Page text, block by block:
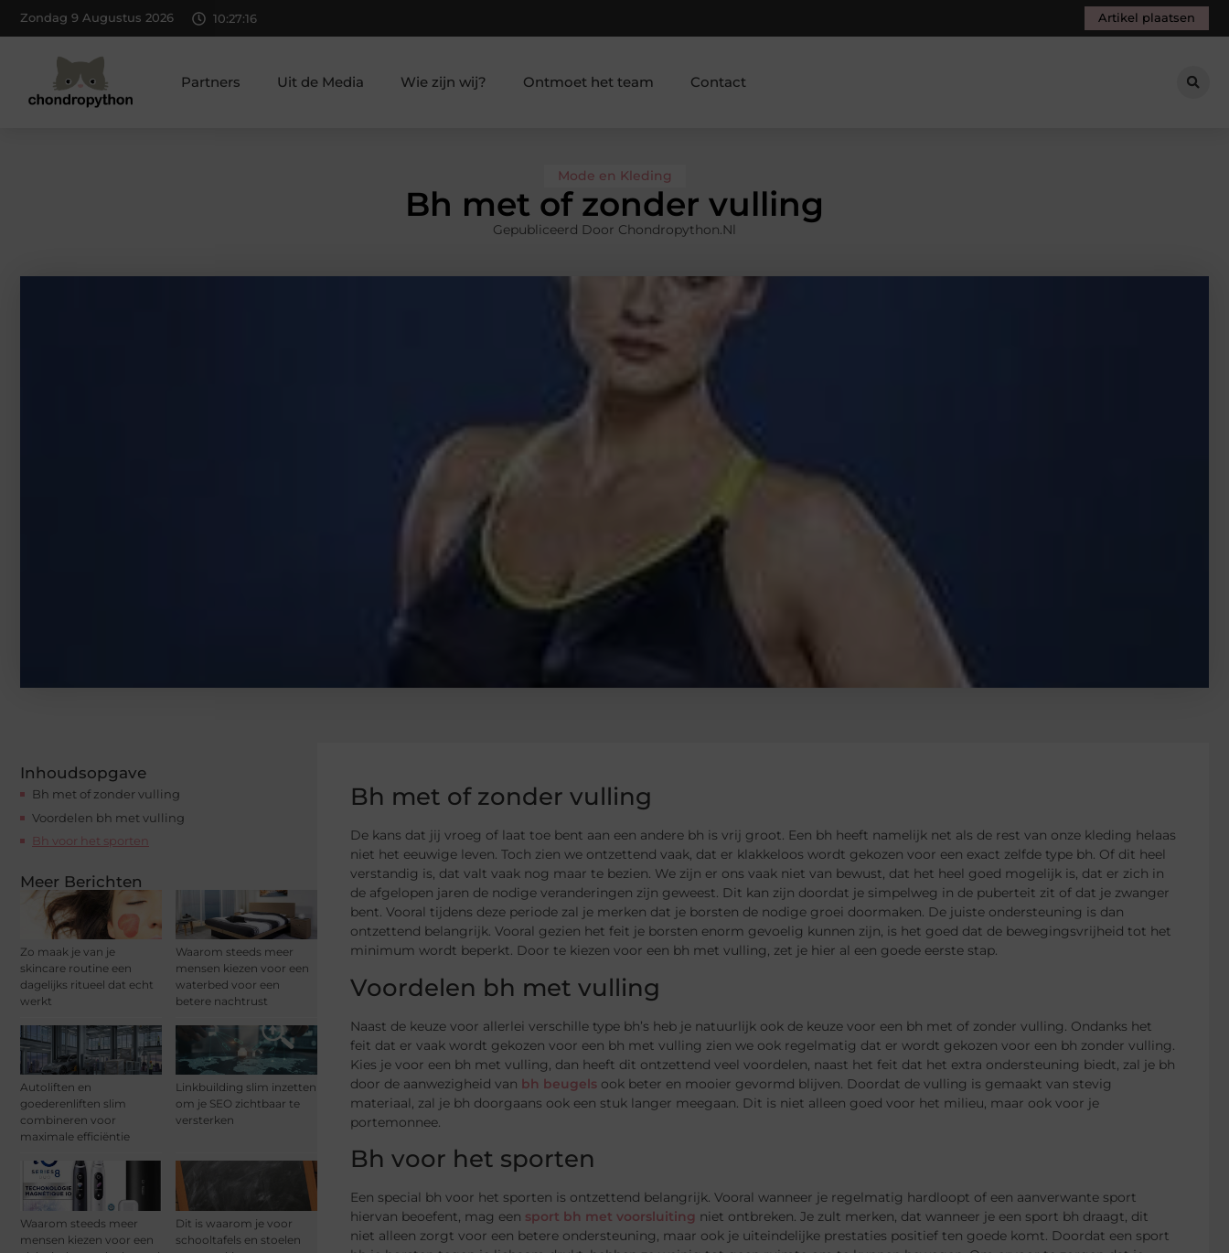
Zondag 9 Augustus 2026 10:27:18 Artikel plaatsen
Partners Uit de Media Wie zijn wij? Ontmoet het team Contact
Mode en Kleding
Bh met of zonder vulling
Gepubliceerd Door Chondropython.nl
Inhoudsopgave
Bh met of zonder vulling
Voordelen bh met vulling
Bh voor het sporten
Meer Berichten
Zo maak je van je
skincare routine een
dagelijks ritueel dat echt
werkt
Waarom steeds meer
mensen kiezen voor een
waterbed voor een
betere nachtrust
Autoliften en
goederenliften slim
combineren voor
maximale efficiëntie
Linkbuilding slim inzetten
om je SEO zichtbaar te
versterken
Waarom steeds meer
mensen kiezen voor een
Dit is waarom je voor
schooltafels en stoelen
Bh met of zonder vulling
De kans dat jij vroeg of laat toe bent aan een andere bh is vrij groot. Een bh heeft namelijk net als de rest van onze kleding helaas
niet het eeuwige leven. Toch zien we ontzettend vaak, dat er klakkeloos wordt gekozen voor een exact zelfde type bh. Of dit heel
verstandig is, dat valt vaak nog maar te bezien. We zijn er ons vaak niet van bewust, dat het heel goed mogelijk is, dat er zich in
de afgelopen jaren de nodige veranderingen zijn geweest. Dit kan zijn doordat je simpelweg in de puberteit zit of dat je zwanger
bent. Vooral tijdens deze periode zal je merken dat je borsten de nodige groei doormaken. De juiste ondersteuning is dan
ontzettend belangrijk. Vooral gezien het feit je borsten enorm gevoelig kunnen zijn, is het goed dat de bewegingsvrijheid tot het
minimum wordt beperkt. Door te kiezen voor een bh met vulling, zet je hier al een goede eerste stap.
Voordelen bh met vulling
Naast de keuze voor allerlei verschille type bh’s heb je natuurlijk ook de keuze voor een bh met of zonder vulling. Ondanks het
feit dat er vaak wordt gekozen voor een bh met vulling zien we ook regelmatig dat er wordt gekozen voor een bh zonder vulling.
Kies je voor een bh met vulling, dan heeft dit ontzettend veel voordelen, naast het feit dat het extra ondersteuning biedt, zal je bh
door de aanwezigheid van bh beugels ook beter en mooier gevormd blijven. Doordat de vulling is gemaakt van stevig
materiaal, zal je bh doorgaans ook een stuk langer meegaan. Dit is niet alleen goed voor het milieu, maar ook voor je
portemonnee.
Bh voor het sporten
Een special bh voor het sporten is ontzettend belangrijk. Vooral wanneer je regelmatig hardloopt of een aanverwante sport
hiervan beoefent, mag een sport bh met voorsluiting niet ontbreken. Je zult merken, dat wanneer je een sport bh draagt, dit
niet alleen zorgt voor een betere ondersteuning, maar ook je uiteindelijke prestaties positief ten goede komt. Doordat een sport